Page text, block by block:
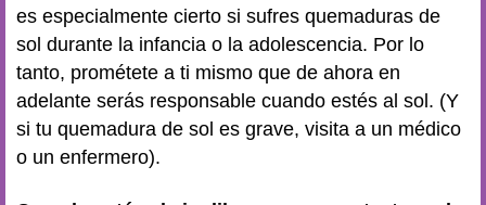
es especialmente cierto si sufres quemaduras de
sol durante la infancia o la adolescencia. Por lo
tanto, prométete a ti mismo que de ahora en
adelante serás responsable cuando estés al sol. (Y
si tu quemadura de sol es grave, visita a un médico
o un enfermero).